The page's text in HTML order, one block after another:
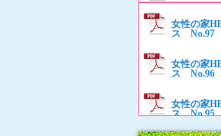
Women’s
Women’s
Women’s
女性の家
ス No.97
女性の家
ス No.96
女性の家
ス No.95